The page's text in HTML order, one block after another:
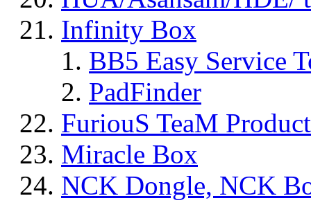
Infinity Box
BB5 Easy Service
PadFinder
FuriouS TeaM
Miracle Box
NCK Dongle, NCK